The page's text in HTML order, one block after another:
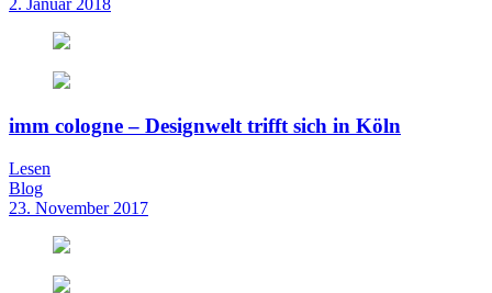
2. Januar 2018
imm cologne – Designwelt trifft sich in Köln
Lesen
Blog
23. November 2017